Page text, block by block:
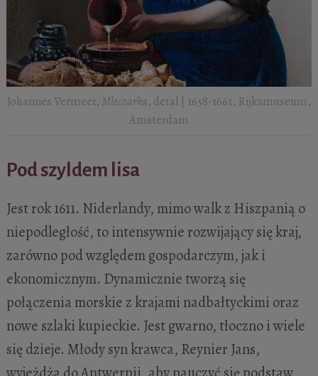
Johannes Vermeer, Mleczarka, detal | 1658-1661, Rijksmuseum,
Amsterdam
Pod szyldem lisa
Jest rok 1611. Niderlandy, mimo walk z Hiszpanią o
niepodległość, to intensywnie rozwijający się kraj,
zarówno pod względem gospodarczym, jak i
ekonomicznym. Dynamicznie tworzą się
połączenia morskie z krajami nadbałtyckimi oraz
nowe szlaki kupieckie. Jest gwarno, tłoczno i wiele
się dzieje. Młody syn krawca, Reynier Jans,